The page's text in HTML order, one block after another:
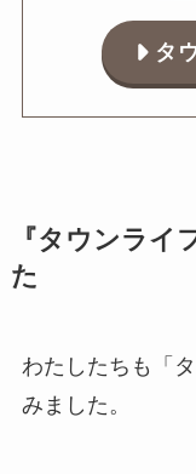
タ
『タウンライ
た
わたしたちも「
みました。